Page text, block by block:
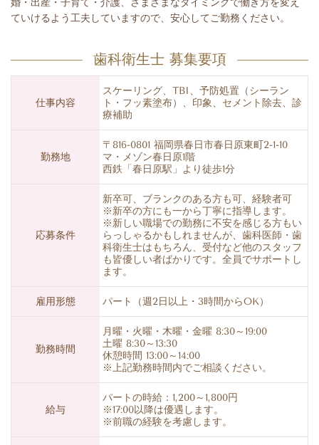
婚・出産・子育て・介護、さまざまなタイミングで働き方を変え
ていけるよう工夫していますので、安心してご勤務ください。
歯科衛生士 募集要項
仕事内容
スケーリング、TBI、予防処置（シーラン
ト・フッ素塗布）、印象、セメント除去、診
療補助
勤務地
〒816-0801 福岡県春日市春日原東町2-1-10
マ・メゾン春日原1階
西鉄「春日原駅」より徒歩1分
応募条件
新卒可、ブランクのある方も可、経験者可
※新卒の方にも一から丁寧に指導します。
※新しい職場での勤務に不安を感じる方もい
らっしゃるかもしれませんが、歯科医師・歯
科衛生士はもちろん、受付など他のスタッフ
も皆優しい者ばかりです。全員でサポートし
ます。
雇用形態 パート（週2日以上・3時間からOK）
勤務時間
月曜・火曜・木曜・金曜 8:30～19:00
土曜 8:30～13:30
休憩時間 13:00～14:00
※上記勤務時間内でご相談ください。
給与
パートの時給：1,200～1,800円
※17:00以降は優遇します。
※前職の経験を考慮します。